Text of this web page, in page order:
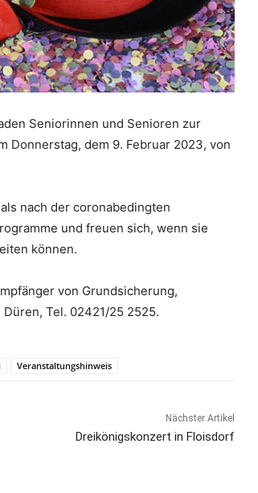
Seniorinnen und Senioren zur
Donnerstag, dem 9. Februar 2023, von
nach der coronabedingten
und freuen sich, wenn sie
können.
von Grundsicherung,
Tel. 02421/25 2525.
Veranstaltungshinweis
Nächster Artikel
Dreikönigskonzert in Floisdorf